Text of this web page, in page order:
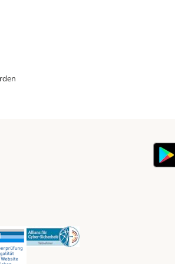
Security Security